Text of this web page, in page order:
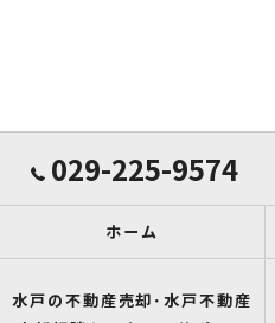
029-225-9574
ホーム
水戸の不動産売却･水戸不動産